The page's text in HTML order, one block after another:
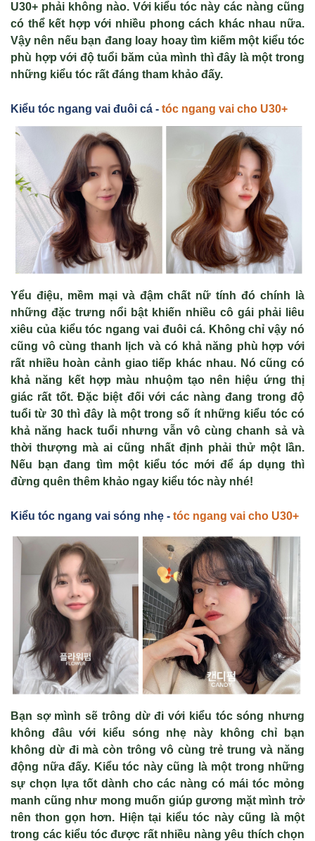
U30+ phải không nào. Với kiểu tóc này các nàng cũng
có thể kết hợp với nhiều phong cách khác nhau nữa.
Vậy nên nếu bạn đang loay hoay tìm kiếm một kiểu tóc
phù hợp với độ tuổi băm của mình thì đây là một trong
những kiểu tóc rất đáng tham khảo đấy.
Kiểu tóc ngang vai đuôi cá - tóc ngang vai cho U30+
Yểu điệu, mềm mại và đậm chất nữ tính đó chính là
những đặc trưng nổi bật khiến nhiều cô gái phải liêu
xiêu của kiểu tóc ngang vai đuôi cá. Không chỉ vậy nó
cũng vô cùng thanh lịch và có khả năng phù hợp với
rất nhiều hoàn cảnh giao tiếp khác nhau. Nó cũng có
khả năng kết hợp màu nhuộm tạo nên hiệu ứng thị
giác rất tốt. Đặc biệt đối với các nàng đang trong độ
tuổi từ 30 thì đây là một trong số ít những kiểu tóc có
khả năng hack tuổi nhưng vẫn vô cùng chanh sả và
thời thượng mà ai cũng nhất định phải thử một lần.
Nếu bạn đang tìm một kiểu tóc mới để áp dụng thì
đừng quên thêm khảo ngay kiểu tóc này nhé!
Kiểu tóc ngang vai sóng nhẹ - tóc ngang vai cho U30+
Bạn sợ mình sẽ trông dừ đi với kiểu tóc sóng nhưng
không đâu với kiểu sóng nhẹ này không chỉ bạn
không dừ đi mà còn trông vô cùng trẻ trung và năng
động nữa đấy. Kiểu tóc này cũng là một trong những
sự chọn lựa tốt dành cho các nàng có mái tóc mỏng
manh cũng như mong muốn giúp gương mặt mình trở
nên thon gọn hơn. Hiện tại kiểu tóc này cũng là một
trong các kiểu tóc được rất nhiều nàng yêu thích chọn